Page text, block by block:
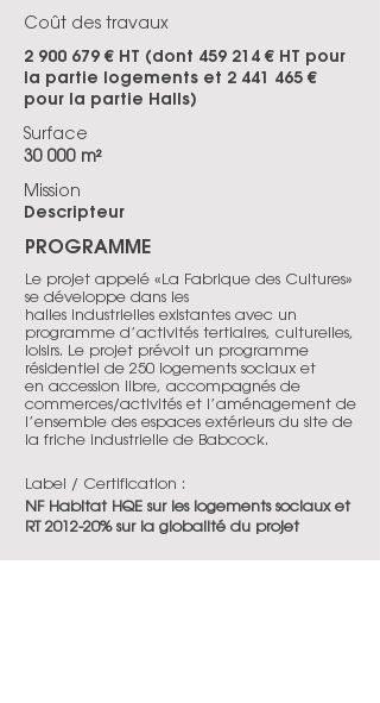
Coût des travaux
2 900 679 € HT (dont 459 214 € HT pour
la partie logements et 2 441 465 €
pour la partie Halls)
Surface
30 000 m²
Mission
Descripteur
PROGRAMME
Le projet appelé «La Fabrique des Cultures»
se développe dans les
halles industrielles existantes avec un
programme d’activités tertiaires, culturelles,
loisirs. Le projet prévoit un programme
résidentiel de 250 logements sociaux et
en accession libre, accompagnés de
commerces/activités et l’aménagement de
l’ensemble des espaces extérieurs du site de
la friche industrielle de Babcock.
Label / Certification :
NF Habitat HQE sur les logements sociaux et
RT 2012-20% sur la globalité du projet